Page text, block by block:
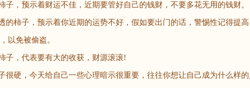
，预示着财运不佳，近期要管好自己的钱财，不要多花无用的钱财。
柿子，预示着你近期的运势不好，假如要出门的话，警惕性记得提高
以免被偷盗。
，代表要有大的收获，财源滚滚!
硬，今天给自己一些心理暗示很重要，往往你想让自己成为什么样的